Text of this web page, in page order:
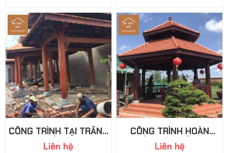
CÔNG TRÌNH TẠI TRẢNG
BÀNG
Liên hệ
CÔNG TRÌNH HOÀN
THÀNH TẠI CỦ CHI
Liên hệ